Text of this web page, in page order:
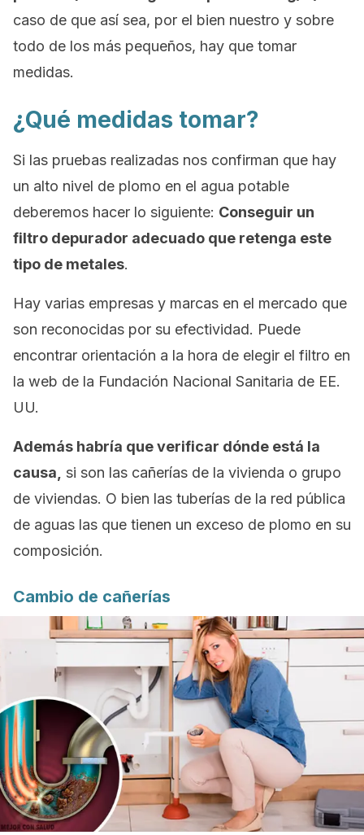
caso de que así sea, por el bien nuestro y sobre
todo de los más pequeños, hay que tomar
medidas.
¿Qué medidas tomar?
Si las pruebas realizadas nos confirman que hay
un alto nivel de plomo en el agua potable
deberemos hacer lo siguiente: Conseguir un
filtro depurador adecuado que retenga este
tipo de metales.
Hay varias empresas y marcas en el mercado que
son reconocidas por su efectividad. Puede
encontrar orientación a la hora de elegir el filtro en
la web de la Fundación Nacional Sanitaria de EE.
UU.
Además habría que verificar dónde está la
causa, si son las cañerías de la vivienda o grupo
de viviendas. O bien las tuberías de la red pública
de aguas las que tienen un exceso de plomo en su
composición.
Cambio de cañerías